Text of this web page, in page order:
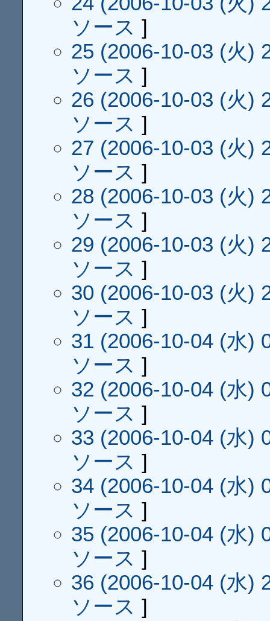
ソース ]
25 (2006-10-03 (火)
ソース ]
26 (2006-10-03 (火)
ソース ]
27 (2006-10-03 (火)
ソース ]
28 (2006-10-03 (火)
ソース ]
29 (2006-10-03 (火)
ソース ]
30 (2006-10-03 (火)
ソース ]
31 (2006-10-04 (水)
ソース ]
32 (2006-10-04 (水)
ソース ]
33 (2006-10-04 (水)
ソース ]
34 (2006-10-04 (水)
ソース ]
35 (2006-10-04 (水)
ソース ]
36 (2006-10-04 (水)
ソース ]